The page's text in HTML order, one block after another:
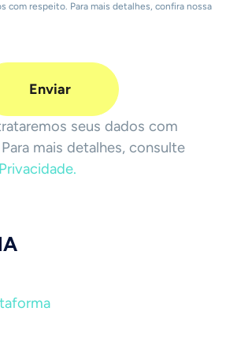
com respeito. Para mais detalhes, confira nossa
seus dados com
mais detalhes, consulte